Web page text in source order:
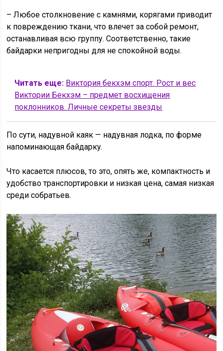
– Любое столкновение с камнями, корягами приводит
к повреждению ткани, что влечет за собой ремонт,
останавливая всю группу. Соответственно, такие
байдарки непригодны для не спокойной воды.
Читать еще: Виктория бекхэм спорт. Рост и вес
Виктории Бекхэм – предмет восхищения
поклонников. Личные секреты звезды
По сути, надувной каяк — надувная лодка, по форме
напоминающая байдарку.
Что касается плюсов, то это, опять же, компактность и
удобство транспортировки и низкая цена, самая низкая
среди собратьев.